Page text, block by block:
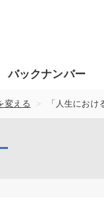
バックナンバー
変える > 「人生にお